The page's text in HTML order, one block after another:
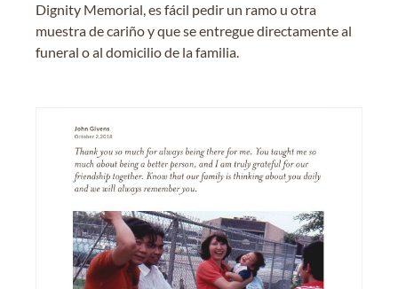
Dignity Memorial, es fácil pedir un ramo u otra
muestra de cariño y que se entregue directamente al
funeral o al domicilio de la familia.